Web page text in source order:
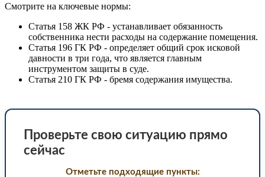
Смотрите на ключевые нормы:
Статья 158 ЖК РФ - устанавливает обязанность
собственника нести расходы на содержание помещения.
Статья 196 ГК РФ - определяет общий срок исковой
давности в три года, что является главным
инструментом защиты в суде.
Статья 210 ГК РФ - бремя содержания имущества.
Проверьте свою ситуацию прямо
сейчас
Отметьте подходящие пункты: